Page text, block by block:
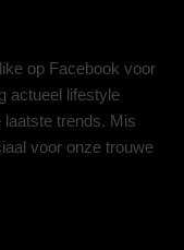
op Facebook voor
actueel lifestyle
laatste trends. Mis
voor onze trouwe